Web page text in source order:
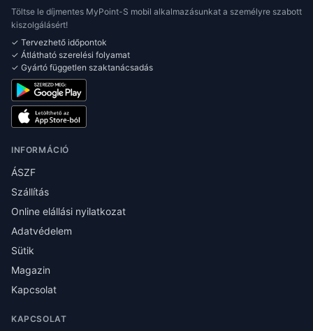
Töltse le díjmentes MyPoint-S mobil alkalmazásunkat a személyre szabott
kiszolgálásért!
✓ Tervezhető időpontok
✓ Átlátható szerelési folyamat
✓ Gyártó független szaktanácsadás
INFORMÁCIÓ
ÁSZF
Szállítás
Online elállási nyilatkozat
Adatvédelem
Sütik
Magazin
Kapcsolat
KAPCSOLAT